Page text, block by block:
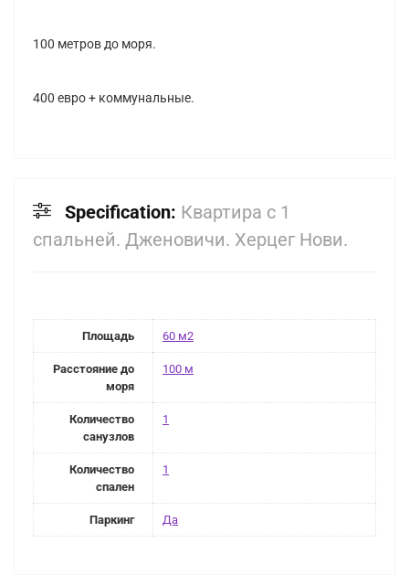
100 метров до моря.
400 евро + коммунальные.
Specification: Квартира с 1
спальней. Дженовичи. Херцег Нови.
Площадь 60 м2
Расстояние до
моря
100 м
Количество
санузлов
1
Количество
спален
1
Паркинг Да